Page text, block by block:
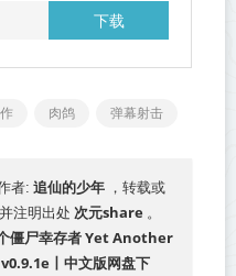
下载
肉鸽 弹幕射击
者: 追仙的少年 ，转载或
并注明出处 次元share 。
个僵尸幸存者 Yet Another
丨中文版网盘下